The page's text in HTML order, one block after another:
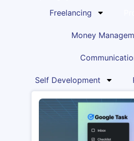
Freelancing
Money
Self Development